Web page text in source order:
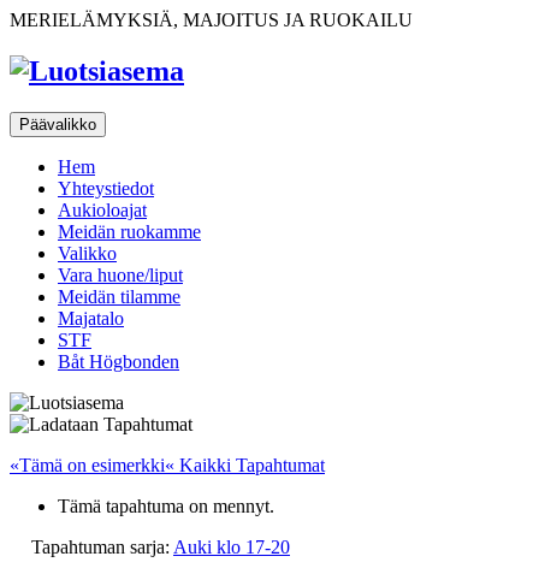
Ohita
MERIELÄMYKSIÄ, MAJOITUS JA RUOKAILU
Päävalikko
Hem
Yhteystiedot
Aukioloajat
Meidän ruokamme
Valikko
Vara huone/liput
Meidän tilamme
Majatalo
STF
Båt Högbonden
«Tämä on esimerkki« Kaikki Tapahtumat
Tämä tapahtuma on mennyt.
Tapahtuman sarja: Auki klo 17-20